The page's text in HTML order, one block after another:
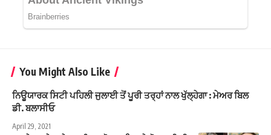
You Might Also Like
ਨਿਊਯਾਰਕ ਸਿਟੀ ਪਹਿਲੀ ਜੁਲਾਈ ਤੋਂ ਪੂਰੀ ਤਰ੍ਹਾਂ ਨਾਲ ਖੁੱਲ੍ਹੇਗਾ : ਮੇਅਰ ਬਿਲ
ਡੀ. ਬਲਾਸੀਓ
April 29, 2021